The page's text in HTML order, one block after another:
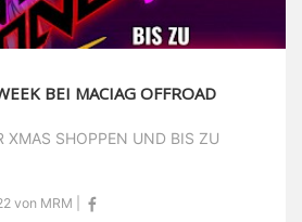
BEI MACIAG OFFROAD
XMAS SHOPPEN UND BIS ZU
von MRM |